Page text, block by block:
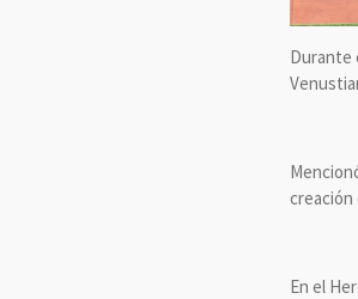
Durante
creación
En el